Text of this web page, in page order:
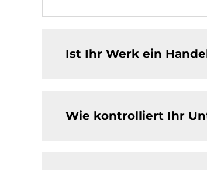
Ist Ihr Werk ein
Wie kontrolliert Ihr